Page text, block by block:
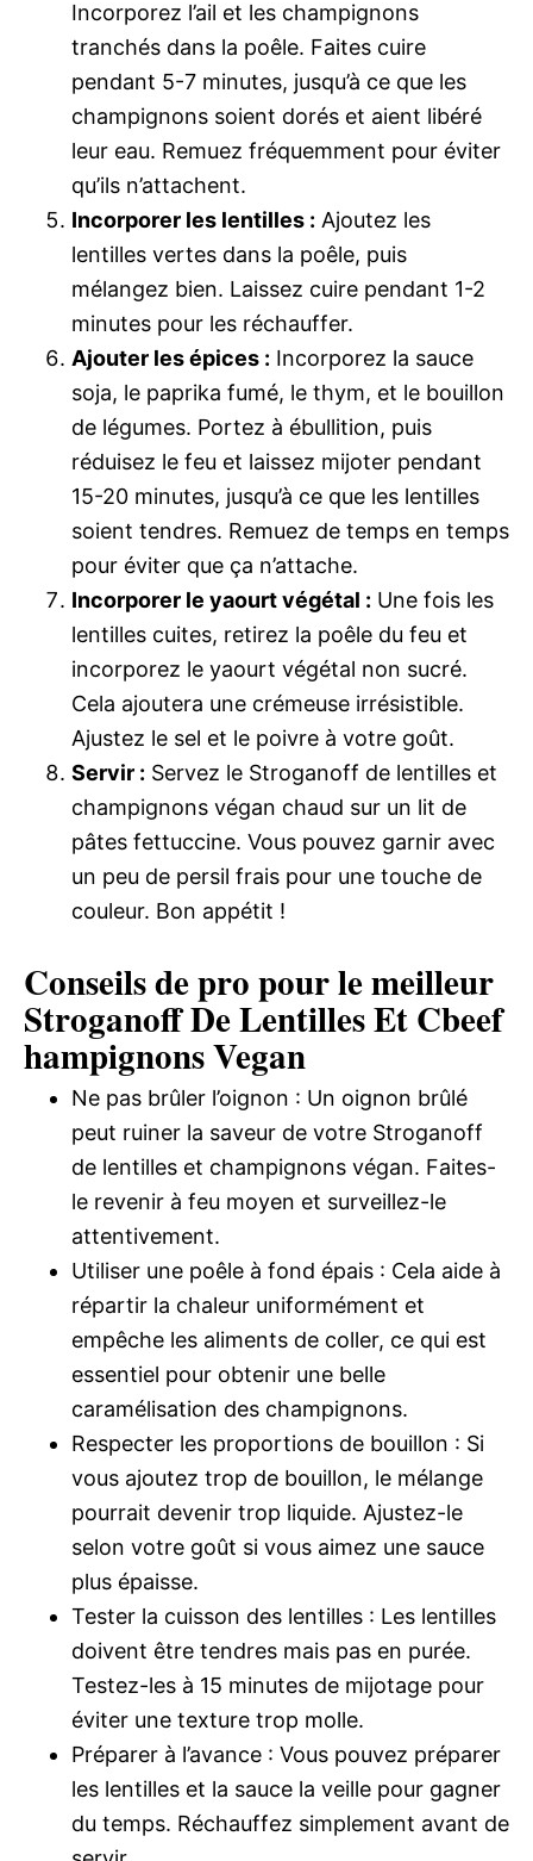
Incorporez l’ail et les champignons
tranchés dans la poêle. Faites cuire
pendant 5-7 minutes, jusqu’à ce que les
champignons soient dorés et aient libéré
leur eau. Remuez fréquemment pour éviter
qu’ils n’attachent.
Incorporer les lentilles : Ajoutez les
lentilles vertes dans la poêle, puis
mélangez bien. Laissez cuire pendant 1-2
minutes pour les réchauffer.
Ajouter les épices : Incorporez la sauce
soja, le paprika fumé, le thym, et le bouillon
de légumes. Portez à ébullition, puis
réduisez le feu et laissez mijoter pendant
15-20 minutes, jusqu’à ce que les lentilles
soient tendres. Remuez de temps en temps
pour éviter que ça n’attache.
Incorporer le yaourt végétal : Une fois les
lentilles cuites, retirez la poêle du feu et
incorporez le yaourt végétal non sucré.
Cela ajoutera une crémeuse irrésistible.
Ajustez le sel et le poivre à votre goût.
Servir : Servez le Stroganoff de lentilles et
champignons végan chaud sur un lit de
pâtes fettuccine. Vous pouvez garnir avec
un peu de persil frais pour une touche de
couleur. Bon appétit !
Conseils de pro pour le meilleur
Stroganoff De Lentilles Et Cbeef
hampignons Vegan
Ne pas brûler l’oignon : Un oignon brûlé
peut ruiner la saveur de votre Stroganoff
de lentilles et champignons végan. Faites-
le revenir à feu moyen et surveillez-le
attentivement.
Utiliser une poêle à fond épais : Cela aide à
répartir la chaleur uniformément et
empêche les aliments de coller, ce qui est
essentiel pour obtenir une belle
caramélisation des champignons.
Respecter les proportions de bouillon : Si
vous ajoutez trop de bouillon, le mélange
pourrait devenir trop liquide. Ajustez-le
selon votre goût si vous aimez une sauce
plus épaisse.
Tester la cuisson des lentilles : Les lentilles
doivent être tendres mais pas en purée.
Testez-les à 15 minutes de mijotage pour
éviter une texture trop molle.
Préparer à l’avance : Vous pouvez préparer
les lentilles et la sauce la veille pour gagner
du temps. Réchauffez simplement avant de